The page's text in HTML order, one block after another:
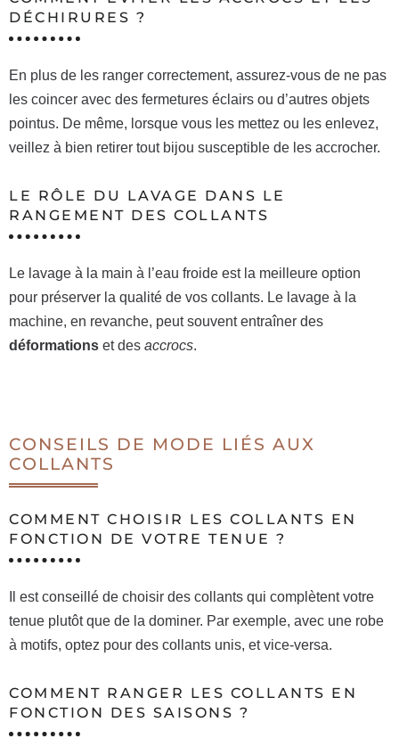
DÉCHIRURES ?
En plus de les ranger correctement, assurez-vous de ne pas
les coincer avec des fermetures éclairs ou d’autres objets
pointus. De même, lorsque vous les mettez ou les enlevez,
veillez à bien retirer tout bijou susceptible de les accrocher.
LE RÔLE DU LAVAGE DANS LE
RANGEMENT DES COLLANTS
Le lavage à la main à l’eau froide est la meilleure option
pour préserver la qualité de vos collants. Le lavage à la
machine, en revanche, peut souvent entraîner des
déformations et des accrocs.
CONSEILS DE MODE LIÉS AUX
COLLANTS
COMMENT CHOISIR LES COLLANTS EN
FONCTION DE VOTRE TENUE ?
Il est conseillé de choisir des collants qui complètent votre
tenue plutôt que de la dominer. Par exemple, avec une robe
à motifs, optez pour des collants unis, et vice-versa.
COMMENT RANGER LES COLLANTS EN
FONCTION DES SAISONS ?